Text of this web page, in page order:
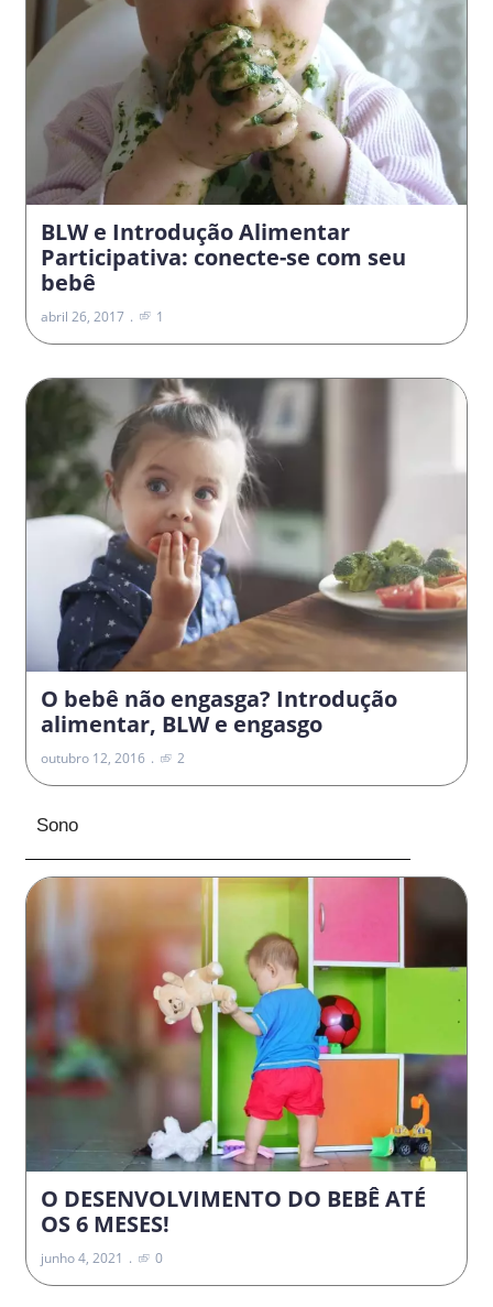
BLW e Introdução Alimentar
Participativa: conecte-se com seu
bebê
abril 26, 2017 1
O bebê não engasga? Introdução
alimentar, BLW e engasgo
outubro 12, 2016 2
Sono
O DESENVOLVIMENTO DO BEBÊ ATÉ
OS 6 MESES!
junho 4, 2021 0